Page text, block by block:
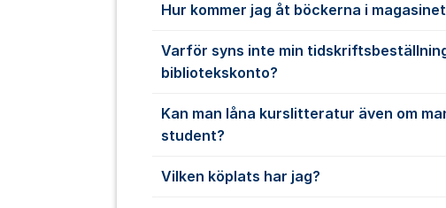
Hur kommer jag åt böckerna i
Varför syns inte min
bibliotekskonto?
Kan man låna kurslitteratur även om
student?
Vilken köplats har jag?